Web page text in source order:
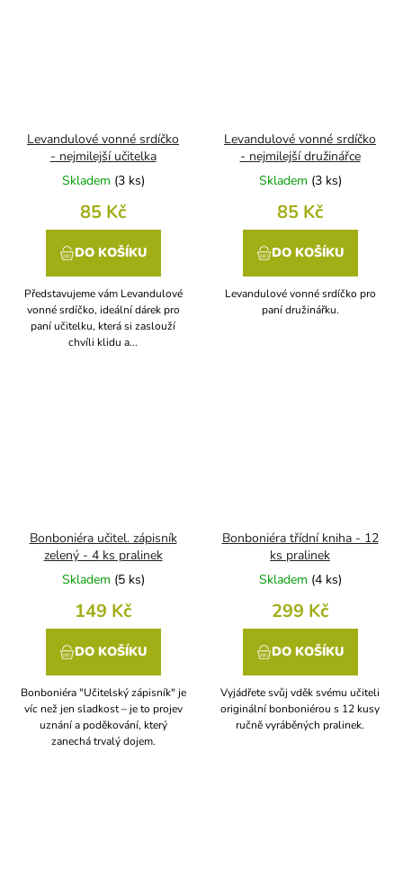
Levandulové vonné srdíčko
- nejmilejší učitelka
Skladem (3 ks)
85 Kč
DO KOŠÍKU
Představujeme vám Levandulové
vonné srdíčko, ideální dárek pro
paní učitelku, která si zaslouží
chvíli klidu a...
Levandulové vonné srdíčko
- nejmilejší družinářce
Skladem (3 ks)
85 Kč
DO KOŠÍKU
Levandulové vonné srdíčko pro
paní družinářku.
Bonboniéra učitel. zápisník
zelený - 4 ks pralinek
Skladem (5 ks)
149 Kč
DO KOŠÍKU
Bonboniéra "Učitelský zápisník" je
víc než jen sladkost – je to projev
uznání a poděkování, který
zanechá trvalý dojem.
Bonboniéra třídní kniha - 12
ks pralinek
Skladem (4 ks)
299 Kč
DO KOŠÍKU
Vyjádřete svůj vděk svému učiteli
originální bonboniérou s 12 kusy
ručně vyráběných pralinek.